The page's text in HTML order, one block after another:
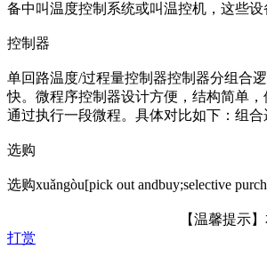
备中叫温度控制系统或叫温控机，这些
控制器
单回路温度/过程量控制器控制器分组合
快。微程序控制器设计方便，结构简单
通过执行一段微程。具体对比如下：组
选购
选购xuǎngòu[pick out andbuy;selective
【温馨提示
打赏